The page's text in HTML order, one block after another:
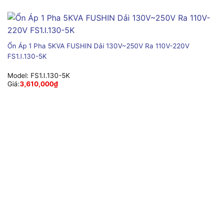
Ổn Áp 1 Pha 5KVA FUSHIN Dải 130V~250V Ra 110V-220V
FS1.I.130-5K
Model: FS1.I.130-5K
Giá:3,610,000₫